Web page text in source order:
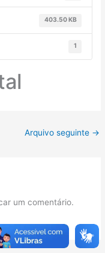
403.50 KB
1
Arquivo seguinte →
um comentário.